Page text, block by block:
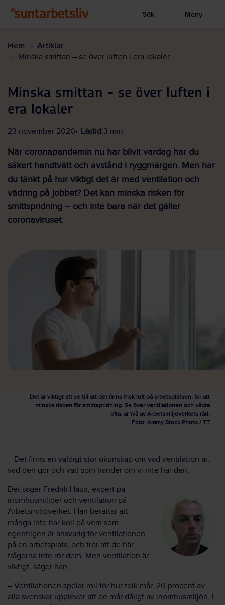
huvudinnehållet
Visa sökruta
Sök Meny
Hem Artiklar
Minska smittan – se över luften i era lokaler
Minska smittan - se över luften i
era lokaler
23 november 2020 Lästid:3 min
När coronapandemin nu har blivit vardag har du
säkert handtvätt och avstånd i ryggmärgen. Men har
du tänkt på hur viktigt det är med ventilation och
vädring på jobbet? Det kan minska risken för
smittspridning – och inte bara när det gäller
coronaviruset.
Det är viktigt att se till att det finns frisk luft på arbetsplatsen, för att
minska risken för smittspridning. Se över ventilationen och vädra
ofta, är två av Arbetsmiljöverkets råd.
Foto: Alamy Stock Photo / TT
– Det finns en väldigt stor okunskap om vad ventilation är,
vad den gör och vad som händer om vi inte har den.
Det säger Fredrik Haux, expert på
inomhusmiljöer och ventilation på
Arbetsmiljöverket. Han berättar att
många inte har koll på vem som
egentligen är ansvarig för ventilationen
på en arbetsplats, och tror att de här
frågorna inte rör dem. Men ventilation är
viktigt, säger han.
– Ventilationen spelar roll för hur folk mår. 20 procent av
alla svenskar upplever att de mår dåligt av inomhusmiljön, i